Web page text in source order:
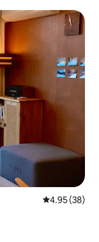
レビュー38
4.95 (38)